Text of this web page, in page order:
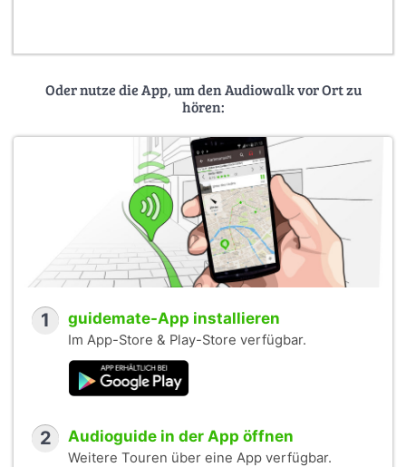
Oder nutze die App, um den Audiowalk vor Ort zu
hören:
1 guidemate-App installieren
Im App-Store & Play-Store verfügbar.
2 Audioguide in der App öffnen
Weitere Touren über eine App verfügbar.